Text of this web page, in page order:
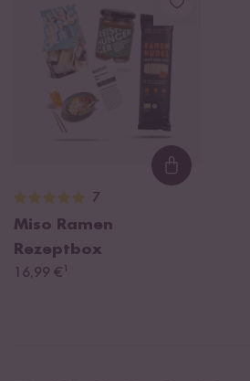
Loading...
7
Miso Ramen
Rezeptbox
16,99 € ¹